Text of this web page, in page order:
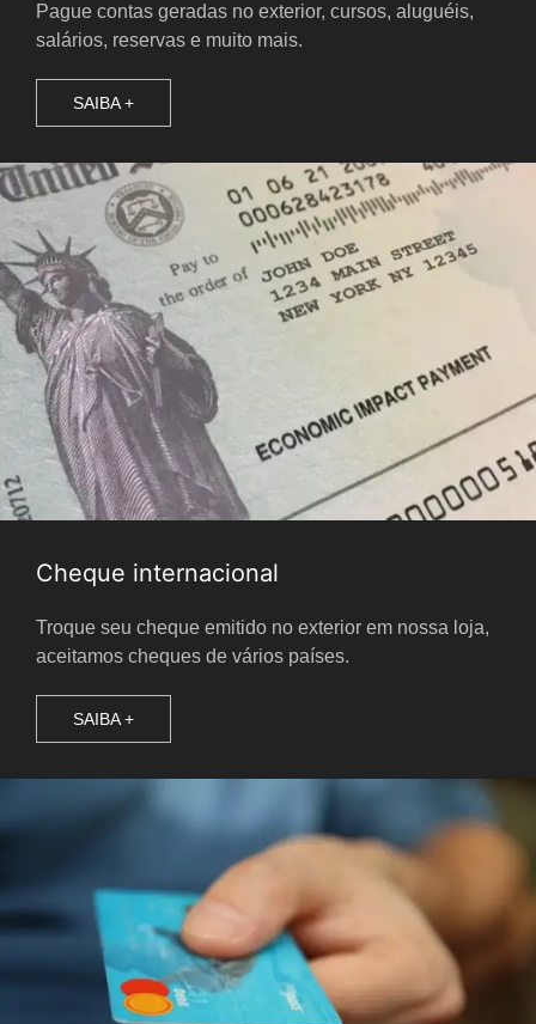
Pague contas geradas no exterior, cursos, aluguéis,
salários, reservas e muito mais.
SAIBA +
Cheque internacional
Troque seu cheque emitido no exterior em nossa loja,
aceitamos cheques de vários países.
SAIBA +